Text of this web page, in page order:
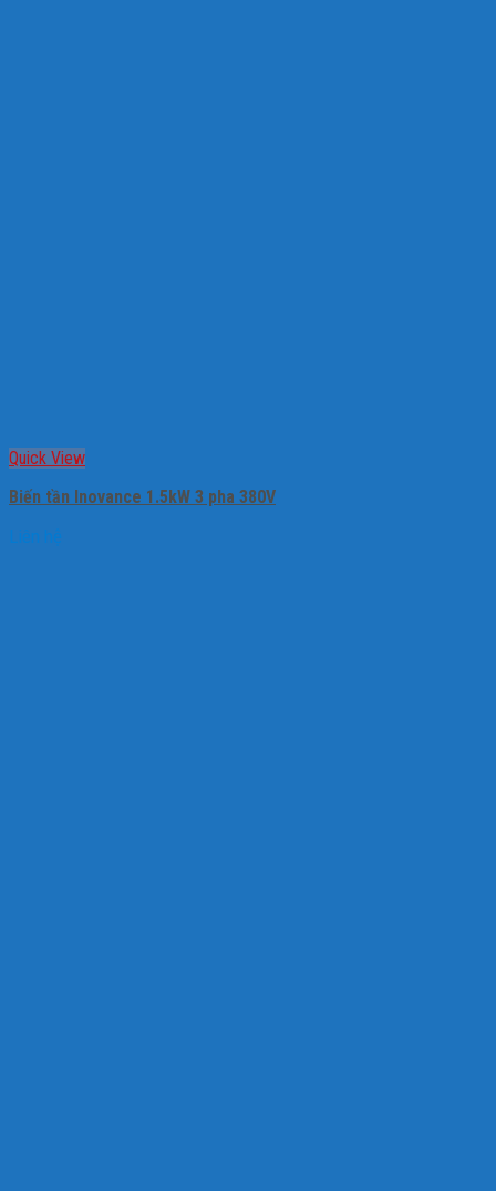
Quick View
Biến tần Inovance 1.5kW 3 pha 380V
Liên hệ